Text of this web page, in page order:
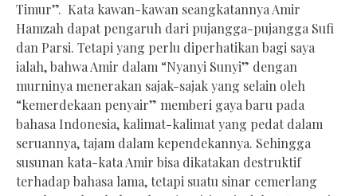
Timur”. Kata kawan-kawan seangkatannya Amir
Hamzah dapat pengaruh dari pujangga-pujangga Sufi
dan Parsi. Tetapi yang perlu diperhatikan bagi saya
ialah, bahwa Amir dalam “Nyanyi Sunyi” dengan
murninya menerakan sajak-sajak yang selain oleh
“kemerdekaan penyair” memberi gaya baru pada
bahasa Indonesia, kalimat-kalimat yang pedat dalam
seruannya, tajam dalam kependekannya. Sehingga
susunan kata-kata Amir bisa dikatakan destruktif
terhadap bahasa lama, tetapi suatu sinar cemerlang